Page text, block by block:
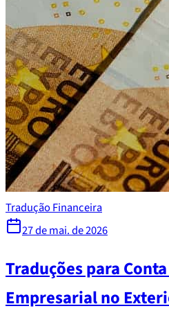
Tradução Financeira
27 de mai. de 2026
Traduções para
Empresarial no